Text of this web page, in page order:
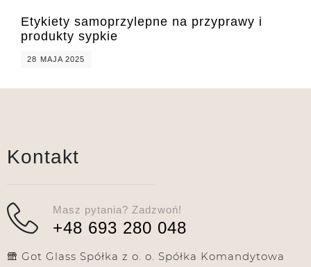
Etykiety samoprzylepne na przyprawy i
produkty sypkie
28 MAJA 2025
Kontakt
Masz pytania? Zadzwoń!
+48 693 280 048
Got Glass Spółka z o. o. Spółka Komandytowa